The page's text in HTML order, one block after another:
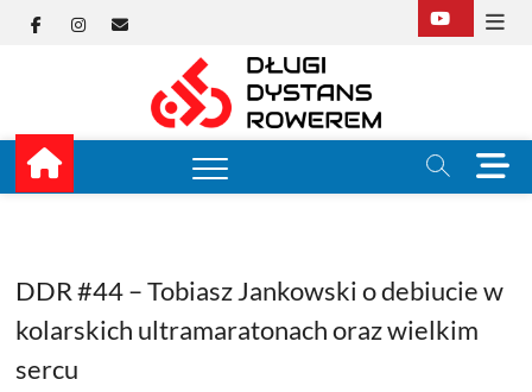
Facebook
Instagram
E-
Długi
M
e
u
t
DDR #44 – Tobiasz Jankowski o debiucie w
kolarskich ultramaratonach oraz wielkim
sercu